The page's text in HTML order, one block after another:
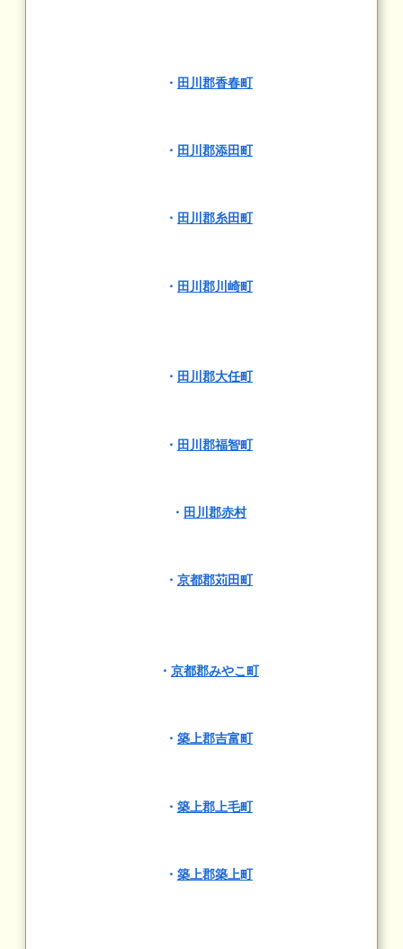
・ 田川郡香春町
・ 田川郡添田町
・ 田川郡糸田町
・ 田川郡川崎町
・ 田川郡大任町
・ 田川郡福智町
・ 田川郡赤村
・ 京都郡苅田町
・ 京都郡みやこ町
・ 築上郡吉富町
・ 築上郡上毛町
・ 築上郡築上町